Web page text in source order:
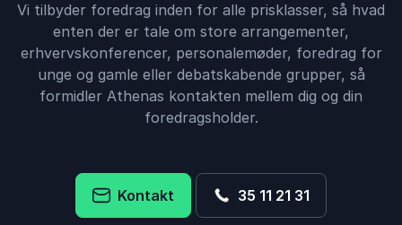
Vi tilbyder foredrag inden for alle prisklasser, så hvad
enten der er tale om store arrangementer,
erhvervskonferencer, personalemøder, foredrag for
unge og gamle eller debatskabende grupper, så
formidler Athenas kontakten mellem dig og din
foredragsholder.
Kontakt 35 11 21 31